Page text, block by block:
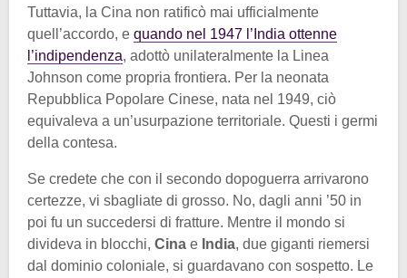
Tuttavia, la Cina non ratificò mai ufficialmente
quell’accordo, e quando nel 1947 l’India ottenne
l’indipendenza, adottò unilateralmente la Linea
Johnson come propria frontiera. Per la neonata
Repubblica Popolare Cinese, nata nel 1949, ciò
equivaleva a un’usurpazione territoriale. Questi i germi
della contesa.
Se credete che con il secondo dopoguerra arrivarono
certezze, vi sbagliate di grosso. No, dagli anni ’50 in
poi fu un succedersi di fratture. Mentre il mondo si
divideva in blocchi, Cina e India, due giganti riemersi
dal dominio coloniale, si guardavano con sospetto. Le